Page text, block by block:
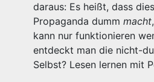
daraus: Es heißt, dass
Propaganda dumm macht
kann nur funktionieren
entdeckt man die nicht-
Selbst? Lesen lernen mit